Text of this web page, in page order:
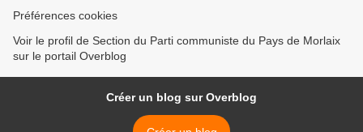
Préférences cookies
Voir le profil de Section du Parti communiste du Pays de Morlaix
sur le portail Overblog
Créer un blog sur Overblog